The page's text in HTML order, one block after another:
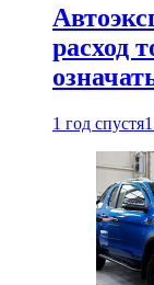
расход
1 год спустя